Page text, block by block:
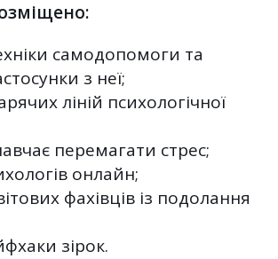
самодопомоги та
з неї;
ліній психологічної
перемагати стрес;
онлайн;
фахівців із подолання
зірок.